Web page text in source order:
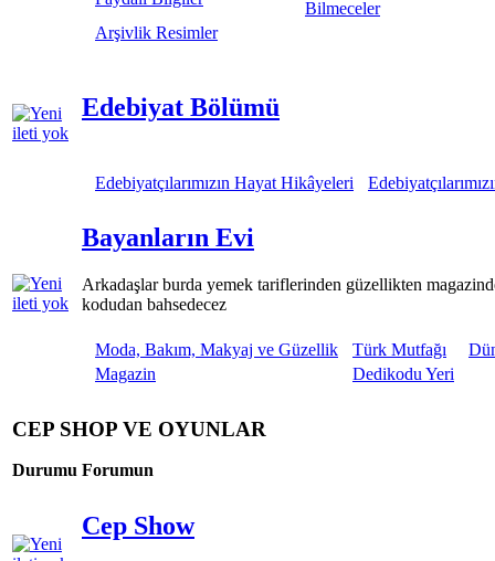
Bilmeceler
Arşivlik Resimler
Edebiyat Bölümü
Edebiyatçılarımızın Hayat Hikâyeleri
Bayanların Evi
Arkadaşlar burda yemek tariflerinden güzellikten
kodudan bahsedecez
Moda, Bakım, Makyaj ve Güzellik Türk Mutfağı
Magazin
Dedikodu Yeri
CEP SHOP VE OYUNLAR
Durumu Forumun
Cep Show